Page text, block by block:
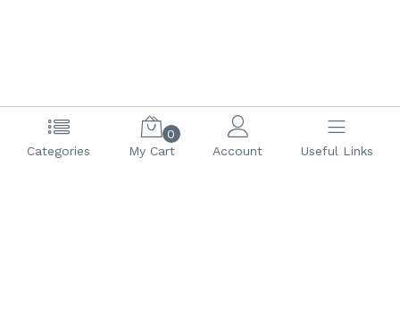
Categories
0
My Cart
Account Useful Links
(current)
2
6